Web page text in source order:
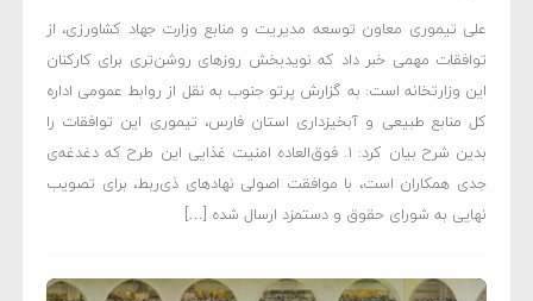
علی تیموری معاون توسعه مدیریت و منابع وزارت جهاد کشاورزی، از
توافقات مهمی خبر داد که نویدبخش روزهای روشن‌تری برای کارکنان
این وزارتخانه است: به گزارش پرتو جنوب به نقل از روابط عمومی اداره
کل منابع طبیعی و آبخیزداری استان فارس، تیموری این توافقات را
بدین شرح بیان کرد: ۱. فوق‌العاده امنیت غذایی این طرح که دغدغه‌ی
جدی همکاران است، با موافقت اصولی نهادهای ذی‌ربط، برای تصویب
نهایی به شورای حقوق و دستمزد ارسال شده […]